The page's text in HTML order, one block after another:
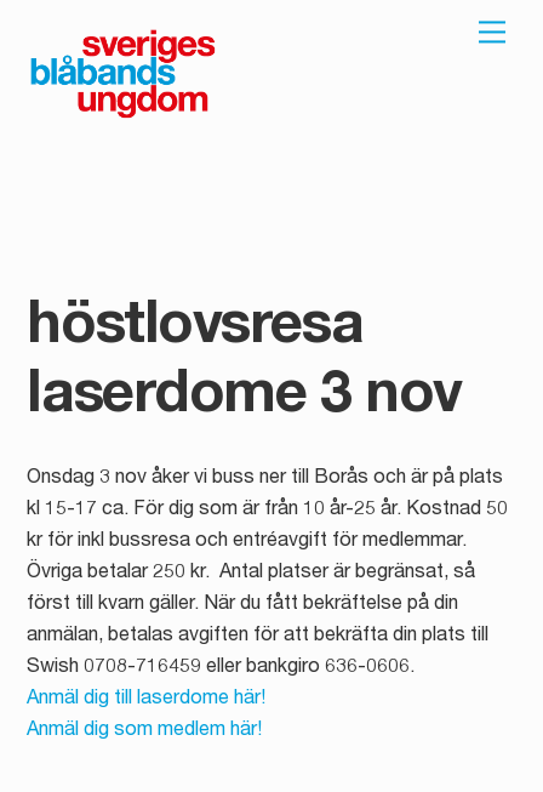
content
höstlovsresa
laserdome 3 nov
Onsdag 3 nov åker vi buss ner till Borås och är på plats
kl 15-17 ca. För dig som är från 10 år-25 år. Kostnad 50
kr för inkl bussresa och entréavgift för medlemmar.
Övriga betalar 250 kr. Antal platser är begränsat, så
först till kvarn gäller. När du fått bekräftelse på din
anmälan, betalas avgiften för att bekräfta din plats till
Swish 0708-716459 eller bankgiro 636-0606.
Anmäl dig till laserdome här!
Anmäl dig som medlem här!